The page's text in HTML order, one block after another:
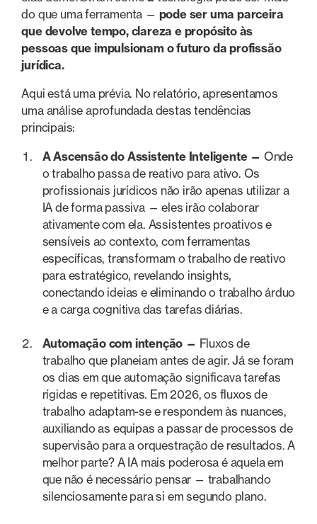
do que uma ferramenta — pode ser uma parceira
que devolve tempo, clareza e propósito às
pessoas que impulsionam o futuro da profissão
jurídica.
Aqui está uma prévia. No relatório, apresentamos
uma análise aprofundada destas tendências
principais:
A Ascensão do Assistente Inteligente — Onde
o trabalho passa de reativo para ativo. Os
profissionais jurídicos não irão apenas utilizar a
IA de forma passiva — eles irão colaborar
ativamente com ela. Assistentes proativos e
sensíveis ao contexto, com ferramentas
específicas, transformam o trabalho de reativo
para estratégico, revelando insights,
conectando ideias e eliminando o trabalho árduo
e a carga cognitiva das tarefas diárias.
Automação com intenção — Fluxos de
trabalho que planeiam antes de agir. Já se foram
os dias em que automação significava tarefas
rígidas e repetitivas. Em 2026, os fluxos de
trabalho adaptam-se e respondem às nuances,
auxiliando as equipas a passar de processos de
supervisão para a orquestração de resultados. A
melhor parte? A IA mais poderosa é aquela em
que não é necessário pensar — trabalhando
silenciosamente para si em segundo plano.